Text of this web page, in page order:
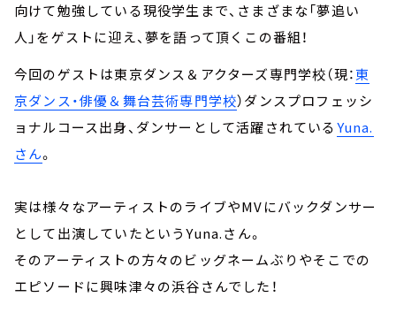
向けて勉強している現役学生まで、さまざまな「夢追い
人」をゲストに迎え、夢を語って頂くこの番組！
今回のゲストは東京ダンス＆アクターズ専門学校（現：東
京ダンス・俳優＆舞台芸術専門学校）ダンスプロフェッシ
ョナルコース出身、ダンサーとして活躍されているYuna.
さん。
実は様々なアーティストのライブやMVにバックダンサー
として出演していたというYuna.さん。
そのアーティストの方々のビッグネームぶりやそこでの
エピソードに興味津々の浜谷さんでした！